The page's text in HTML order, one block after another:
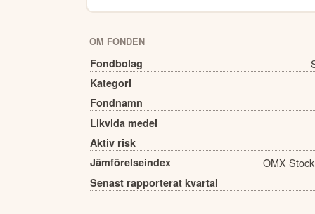
OM FONDEN
Fondbolag
Kategori
Fondnamn
Likvida medel
Aktiv risk
Jämförelseindex OMX
Senast rapporterat kvartal